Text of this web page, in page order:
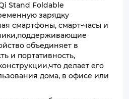
Stand Foldable
зарядку
смартфоны, смарт-часы и
объединяет в
и портативность,
делает его
дома, в офисе или